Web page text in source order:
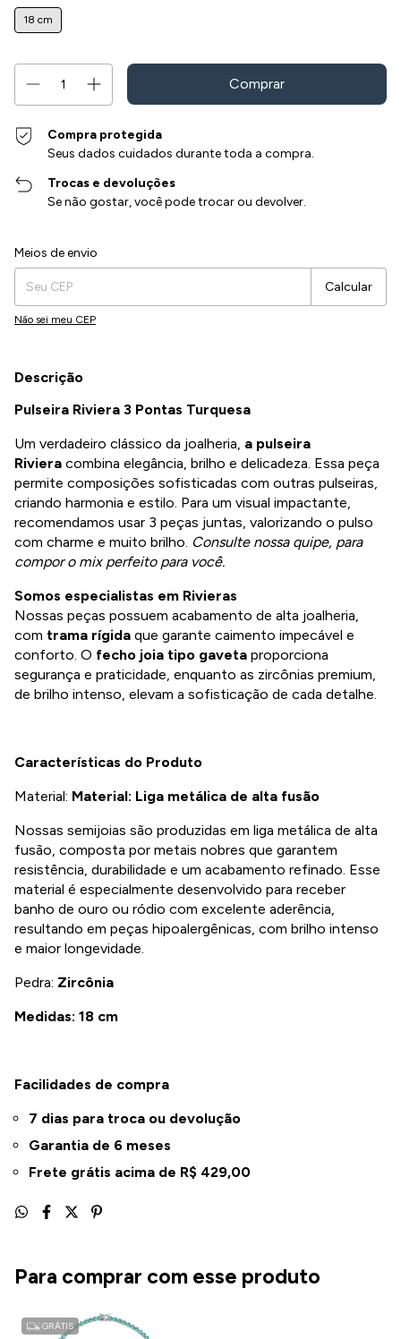
18 cm
Compra protegida
Seus dados cuidados durante toda a compra.
Trocas e devoluções
Se não gostar, você pode trocar ou devolver.
Entregas para o CEP:
Meios de envio
Calcular
Não sei meu CEP
Descrição
Pulseira Riviera 3 Pontas Turquesa
Um verdadeiro clássico da joalheria, a pulseira
Riviera combina elegância, brilho e delicadeza. Essa peça
permite composições sofisticadas com outras pulseiras,
criando harmonia e estilo. Para um visual impactante,
recomendamos usar 3 peças juntas, valorizando o pulso
com charme e muito brilho. Consulte nossa quipe, para
compor o mix perfeito para você.
Somos especialistas em Rivieras
Nossas peças possuem acabamento de alta joalheria,
com trama rígida que garante caimento impecável e
conforto. O fecho joia tipo gaveta proporciona
segurança e praticidade, enquanto as zircônias premium,
de brilho intenso, elevam a sofisticação de cada detalhe.
Características do Produto
Material: Material: Liga metálica de alta fusão
Nossas semijoias são produzidas em liga metálica de alta
fusão, composta por metais nobres que garantem
resistência, durabilidade e um acabamento refinado. Esse
material é especialmente desenvolvido para receber
banho de ouro ou ródio com excelente aderência,
resultando em peças hipoalergênicas, com brilho intenso
e maior longevidade.
Pedra: Zircônia
Medidas: 18 cm
Facilidades de compra
7 dias para troca ou devolução
Garantia de 6 meses
Frete grátis acima de R$ 429,00
Para comprar com esse produto
GRÁTIS